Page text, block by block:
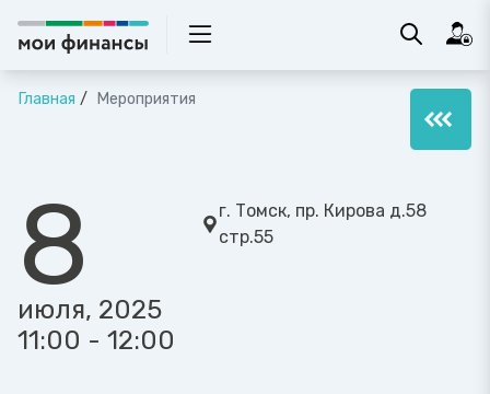
Главная Мероприятия
8
июля, 2025
11:00 - 12:00
г. Томск, пр. Кирова д.58
стр.55